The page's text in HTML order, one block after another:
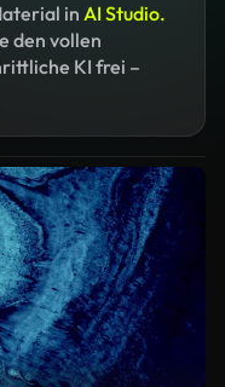
in AI Studio.
den vollen
KI frei –